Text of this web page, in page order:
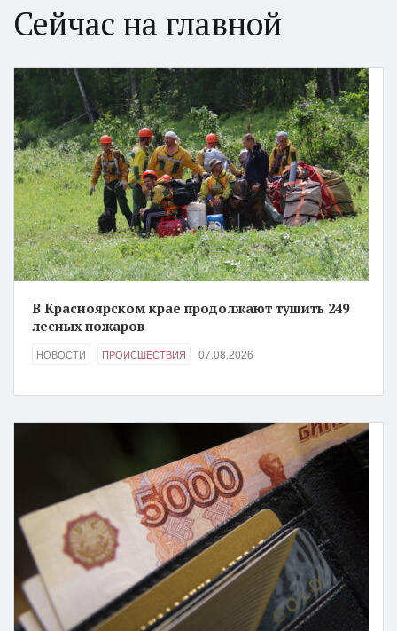
Сейчас на главной
В Красноярском крае продолжают тушить 249
лесных пожаров
НОВОСТИ ПРОИСШЕСТВИЯ 07.08.2026